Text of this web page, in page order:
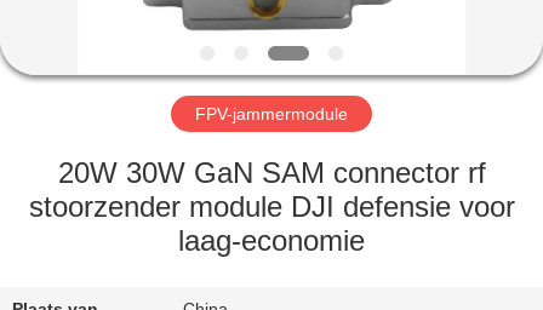
FABRIEKSREIS
KWALITEITSCONTROLE
CONTACTEER
FPV-jammermodule
20W 30W GaN SAM connector rf
stoorzender module DJI defensie voor
laag-economie